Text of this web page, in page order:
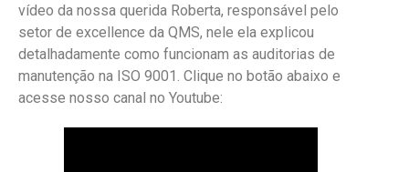
vídeo da nossa querida Roberta, responsável pelo
setor de excellence da QMS, nele ela explicou
detalhadamente como funcionam as auditorias de
manutenção na ISO 9001. Clique no botão abaixo e
acesse nosso canal no Youtube: